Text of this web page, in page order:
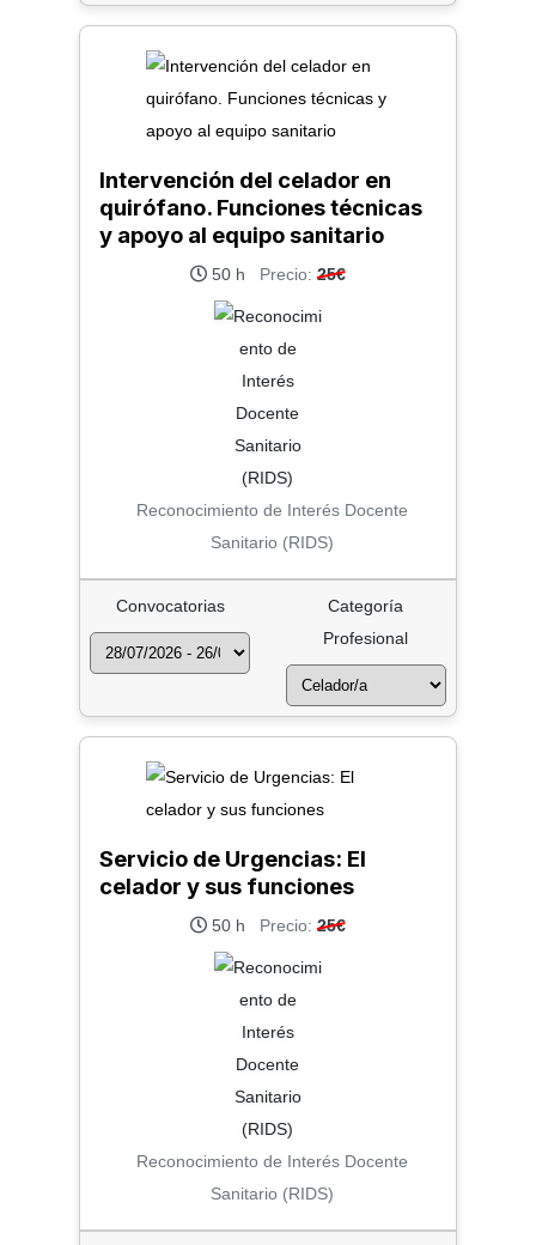
Intervención del celador en
quirófano. Funciones técnicas
y apoyo al equipo sanitario
50 h Precio: 25€
Reconocimiento de Interés Docente
Sanitario (RIDS)
Convocatorias
Categoría
Profesional
Servicio de Urgencias: El
celador y sus funciones
50 h Precio: 25€
Reconocimiento de Interés Docente
Sanitario (RIDS)